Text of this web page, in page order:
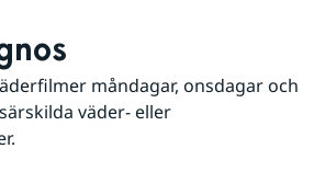
måndagar, onsdagar och
väder- eller